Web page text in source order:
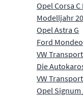
Opel Corsa
Modelljahr
Opel Astra G
Ford Mondeo
VW
Die
VW
Opel Signum